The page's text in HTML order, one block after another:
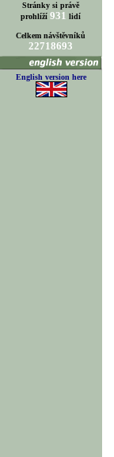
Stránky si právě
prohlíží 931 lidí
Celkem návštěvníků
22718693
English version here